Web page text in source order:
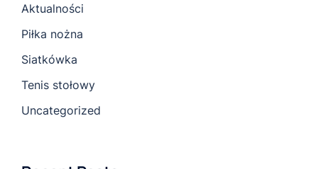
Aktualności
Piłka nożna
Siatkówka
Tenis stołowy
Uncategorized